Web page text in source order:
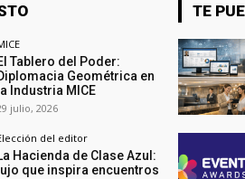
Tablero del Poder:
Geométrica en
la Industria MICE
julio, 2026
del editor
Hacienda de Clase Azul:
que inspira encuentros
TE